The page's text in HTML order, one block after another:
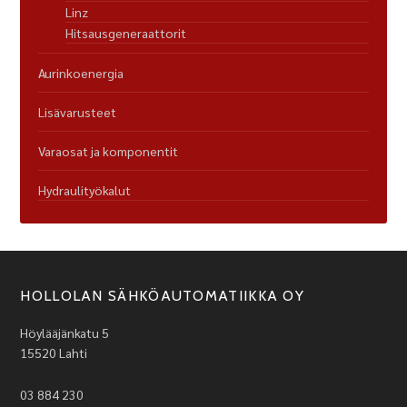
Linz
Hitsausgeneraattorit
Aurinkoenergia
Lisävarusteet
Varaosat ja komponentit
Hydraulityökalut
HOLLOLAN SÄHKÖAUTOMATIIKKA OY
Höylääjänkatu 5
15520 Lahti
03 884 230